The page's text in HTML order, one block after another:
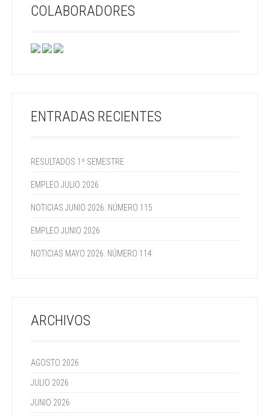
COLABORADORES
ENTRADAS RECIENTES
RESULTADOS 1º SEMESTRE
EMPLEO JULIO 2026
NOTICIAS JUNIO 2026. NÚMERO 115
EMPLEO JUNIO 2026
NOTICIAS MAYO 2026. NÚMERO 114
ARCHIVOS
AGOSTO 2026
JULIO 2026
JUNIO 2026